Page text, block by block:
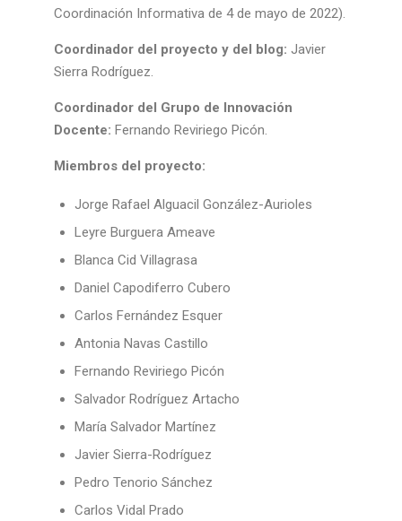
Coordinación Informativa de 4 de mayo de 2022).
Coordinador del proyecto y del blog: Javier
Sierra Rodríguez.
Coordinador del Grupo de Innovación
Docente: Fernando Reviriego Picón.
Miembros del proyecto:
Jorge Rafael Alguacil González-Aurioles
Leyre Burguera Ameave
Blanca Cid Villagrasa
Daniel Capodiferro Cubero
Carlos Fernández Esquer
Antonia Navas Castillo
Fernando Reviriego Picón
Salvador Rodríguez Artacho
María Salvador Martínez
Javier Sierra-Rodríguez
Pedro Tenorio Sánchez
Carlos Vidal Prado